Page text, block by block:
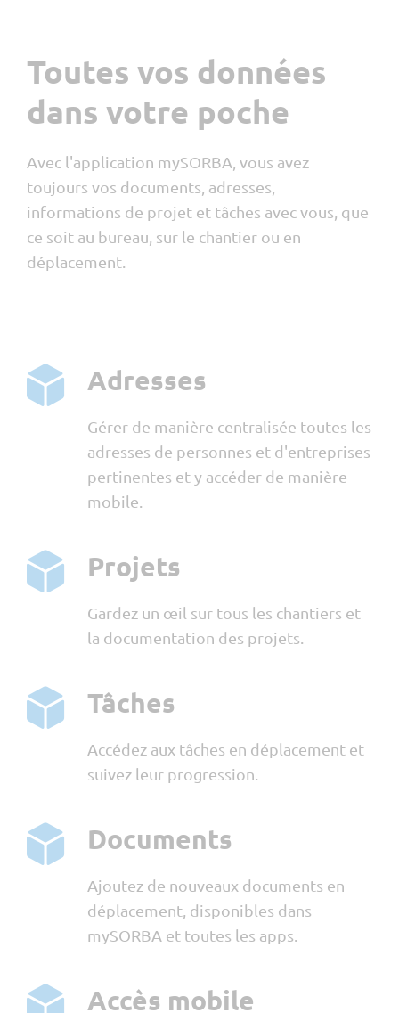
Localisation par GPS
Contrôle des visas
myQR-Scan
Toutes vos données
dans votre poche
Avec l'application mySORBA, vous avez
toujours vos documents, adresses,
informations de projet et tâches avec vous, que
ce soit au bureau, sur le chantier ou en
déplacement.
Adresses
Gérer de manière centralisée toutes les
adresses de personnes et d'entreprises
pertinentes et y accéder de manière
mobile.
Projets
Gardez un œil sur tous les chantiers et
la documentation des projets.
Tâches
Accédez aux tâches en déplacement et
suivez leur progression.
Documents
Ajoutez de nouveaux documents en
déplacement, disponibles dans
mySORBA et toutes les apps.
Accès mobile